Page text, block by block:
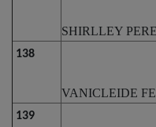
SHIRLLEY
138
VANICLEIDE
139